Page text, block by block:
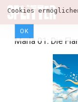
Cookies
OK
Marla 01: Die